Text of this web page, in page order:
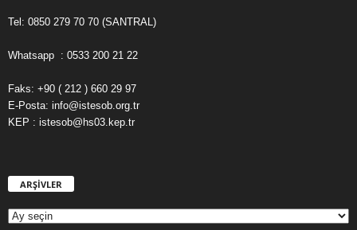
Tel: 0850 279 70 70 (SANTRAL)
Whatsapp : 0533 200 21 22
Faks: +90 ( 212 ) 660 29 97
E-Posta: info@istesob.org.tr
KEP : istesob@hs03.kep.tr
ARŞİVLER